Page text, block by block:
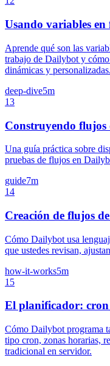
Usando variables
Aprende qué son las
trabajo de Dailybot y
dinámicas y personalizadas.
deep-dive5m
13
Construyendo flujos
Una guía práctica sobre
pruebas de flujos en
guide7m
14
Creación de flujos
Cómo Dailybot usa
que ustedes revisan,
how-it-works5m
15
El planificador: cron
Cómo Dailybot programa
tipo cron, zonas horarias,
tradicional en servidor.